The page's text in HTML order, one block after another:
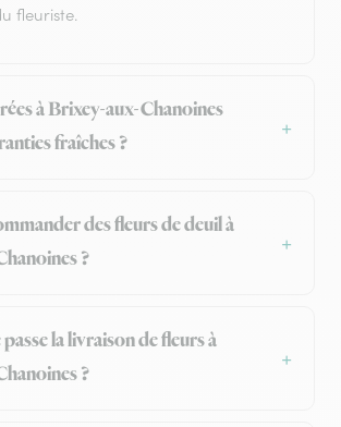
fleuriste.
à Brixey-aux-Chanoines
fraîches ?
des fleurs de deuil à
?
la livraison de fleurs à
?